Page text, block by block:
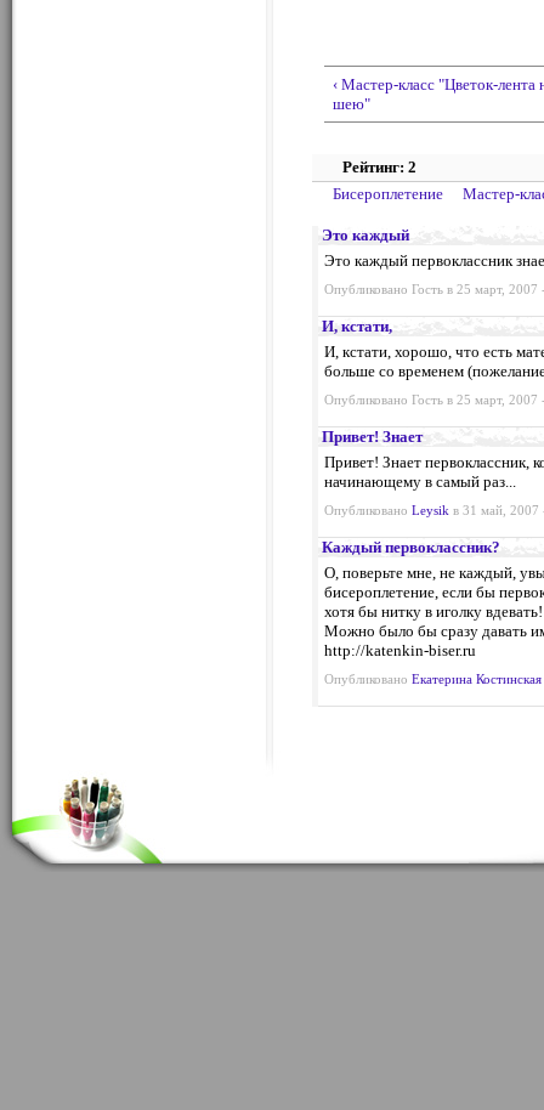
‹ Мастер-класс "Цветок-лента
шею"
Рейтинг: 2
Бисероплетение
Мастер-
Это каждый
Это каждый первоклассник
Опубликовано Гость в 25 март,
И, кстати,
И, кстати, хорошо, что есть
больше со временем
Опубликовано Гость в 25 март,
Привет! Знает
Привет! Знает первоклассник,
начинающему в самый раз...
Опубликовано Leysik в 31 май,
Каждый первоклассник?
О, поверьте мне, не каждый,
бисероплетение, если бы
хотя бы нитку в иголку вдевать!
Можно было бы сразу давать
http://katenkin-biser.ru
Опубликовано Екатерина Костинская